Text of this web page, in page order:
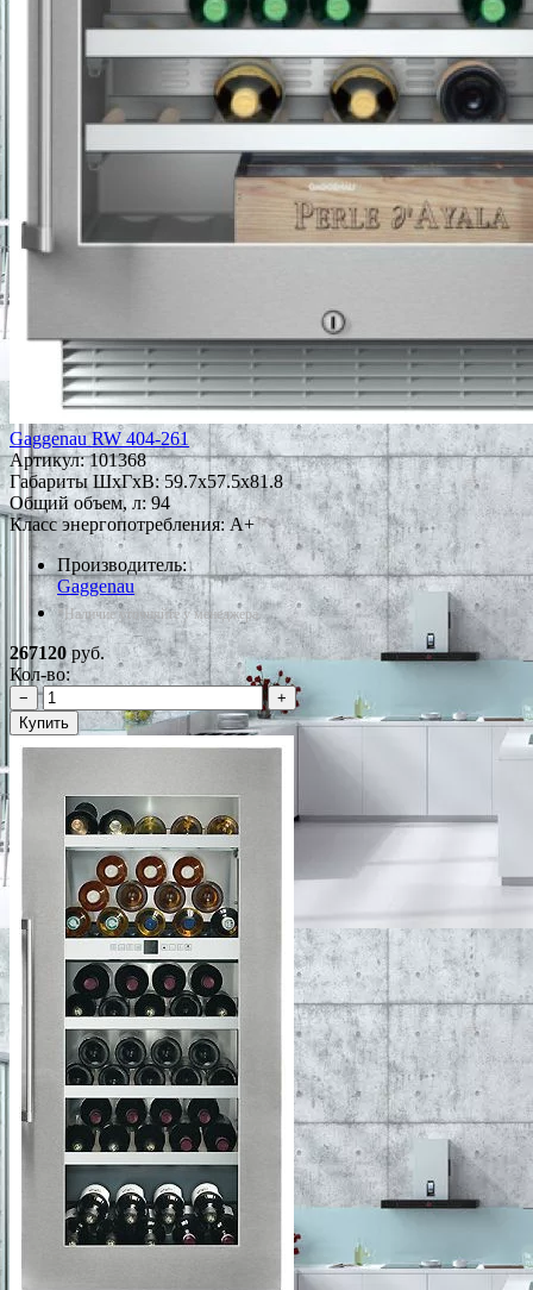
Gaggenau RW 404-261
Артикул:101368
Габариты ШxГxВ: 59.7x57.5x81.8
Общий объем, л: 94
Класс энергопотребления: A+
Производитель:
Gaggenau
*Наличие уточняйте у менеджера
267120руб.
Кол-во:
−
+
Купить